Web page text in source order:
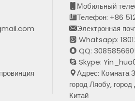
Мобильный
Телефон: +86
Электронная
Whatsapp:
QQ:
Skype:
Адрес: Комната
город Ляобу,
Китай